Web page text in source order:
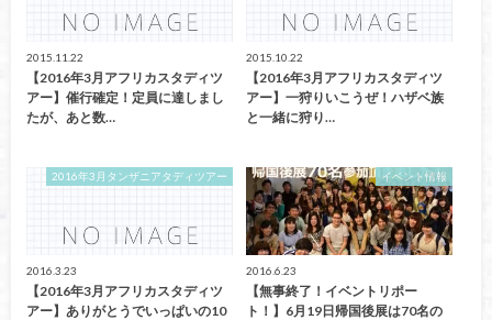
2015.11.22
【2016年3月アフリカスタディツ
アー】催行確定！定員に達しまし
たが、あと数…
2015.10.22
【2016年3月アフリカスタディツ
アー】一狩りいこうぜ！ハザベ族
と一緒に狩り…
2016年3月タンザニアタディツアー
2016.3.23
【2016年3月アフリカスタディツ
アー】ありがとうでいっぱいの10
イベント情報
2016.6.23
【無事終了！イベントリポー
ト！】6月19日帰国後展は70名の